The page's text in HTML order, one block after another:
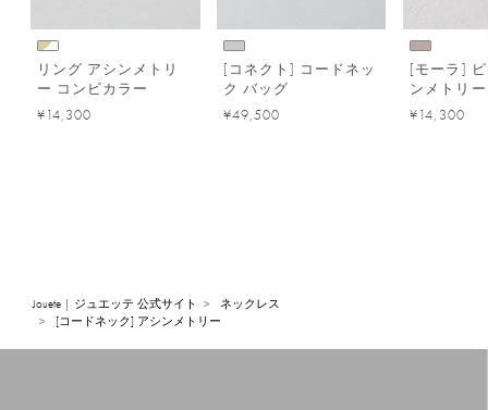
リング アシンメトリ
ー コンビカラー
¥14,300
[コネクト] コードネッ
ク バッグ
¥49,500
[モーラ]
ンメトリー
¥14,300
Jouete | ジュエッテ 公式サイト
ネックレス
[コードネック] アシンメトリー